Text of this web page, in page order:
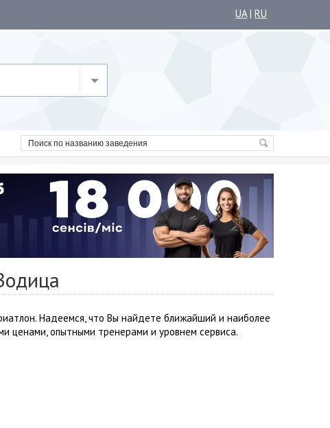
UA| RU
Надеемся, что Вы найдете ближайший и наиболее
ценами, опытными тренерами и уровнем сервиса.